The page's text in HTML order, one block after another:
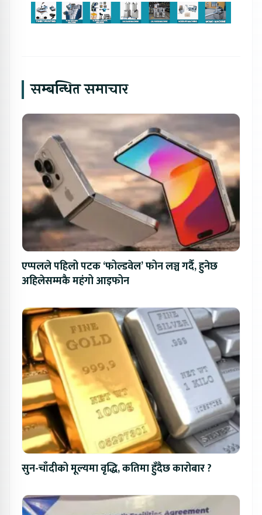
सम्बन्धित समाचार
एप्पलले पहिलो पटक ‘फोल्डवेल’ फोन लञ्च गर्दै, हुनेछ
अहिलेसम्मकै महंगो आइफोन
सुन-चाँदीको मूल्यमा वृद्धि, कतिमा हुँदैछ कारोबार ?